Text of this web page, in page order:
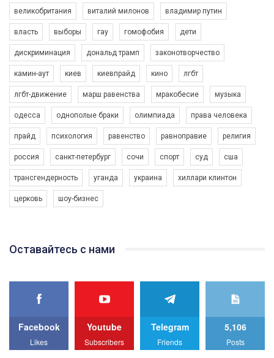
Зупинимо насильство проти ЛГБТ в Україні! Stop violence against LGBT in Ukraine!
6/30/2017
Емоційний та вражаючий промо-ролік на конкурс PACT, який
представляє програму "Гей-альянс Україна" з протидії
насильству проти ЛГБТ в Україні.
Ми просимо вашої підтримки, щоб реалізувати нашу
програму з боротьби з насильством проти ЛГБТ в Україні.
Якщо ти хочеш підтримати нас - просто натисни "лайк" під
best video, representing programme for the development of
We appeal to your support and ask to help us implement our plan
All you have to do is to press "Like" below the video.
Эмоционально сильный ролик от команды "Гей-альянс
1.9K Просмотров • 226 Нравится • 5 Комментариев
великобритания виталий милонов владимир путин
власть выборы гау гомофобия дети
дискриминация дональд трамп законотворчество
камин-аут киев киевпрайд кино лгбт
лгбт-движение марш равенства мракобесие музыка
одесса однополые браки олимпиада права человека
прайд психология равенство равноправие религия
россия санкт-петербург сочи спорт суд сша
трансгендерность уганда украина хиллари клинтон
церковь шоу-бизнес
Оставайтесь с нами
Facebook
Likes
Youtube
Subscribers
Telegram
Friends
5,106
Posts